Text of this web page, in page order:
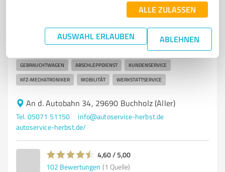
ALLE ZULASSEN
AUSWAHL ERLAUBEN ABLEHNEN
Autoservice Herbst - Ihre zuverlässige Autowerkstatt
AUTOWERKSTATT BUCHHOLZ/ALLER
NEUWAGEN
GEBRAUCHTWAGEN ABSCHLEPPDIENST KUNDENSERVICE
KFZ-MECHATRONIKER MOBILITÄT WERKSTATTSERVICE
An d. Autobahn 34, 29690 Buchholz (Aller)
Tel. 05071 51150
info@autoservice-herbst.de
autoservice-herbst.de/
4,60 / 5,00
102 Bewertungen (1 Quelle)